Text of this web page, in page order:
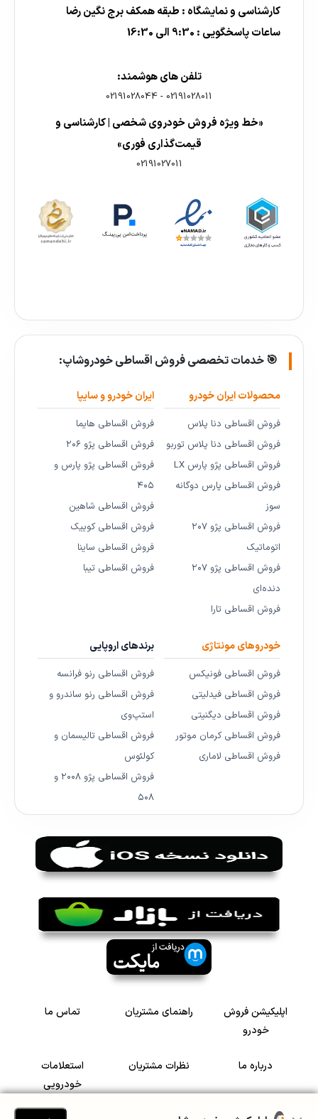
کارشناسی و نمایشگاه : طبقه همکف برج نگین رضا
ساعات پاسخگویی : 9:30 الی 16:30
تلفن های هوشمند:
02191028011
-
02191028044
«خط ویژه فروش خودروی شخصی | کارشناسی و
قیمت‌گذاری فوری»
02191027011
🎯 خدمات تخصصی فروش اقساطی خودروشاپ:
محصولات ایران خودرو
فروش اقساطی دنا پلاس
فروش اقساطی دنا پلاس توربو
فروش اقساطی پژو پارس LX
فروش اقساطی پارس دوگانه
سوز
فروش اقساطی پژو ۲۰۷
اتوماتیک
فروش اقساطی پژو ۲۰۷
دنده‌ای
فروش اقساطی تارا
ایران خودرو و سایپا
فروش اقساطی هایما
فروش اقساطی پژو ۲۰۶
فروش اقساطی پژو پارس و
۴۰۵
فروش اقساطی شاهین
فروش اقساطی کوییک
فروش اقساطی ساینا
فروش اقساطی تیبا
خودروهای مونتاژی
فروش اقساطی فونیکس
فروش اقساطی فیدلیتی
فروش اقساطی دیگنیتی
فروش اقساطی کرمان موتور
فروش اقساطی لاماری
برندهای اروپایی
فروش اقساطی رنو فرانسه
فروش اقساطی رنو ساندرو و
استپ‌وی
فروش اقساطی تالیسمان و
کولئوس
فروش اقساطی پژو ۲۰۰۸ و
۵۰۸
اپلیکیشن فروش
خودرو
راهنمای مشتریان تماس ما
درباره ما نظرات مشتریان
استعلامات
خودرویی